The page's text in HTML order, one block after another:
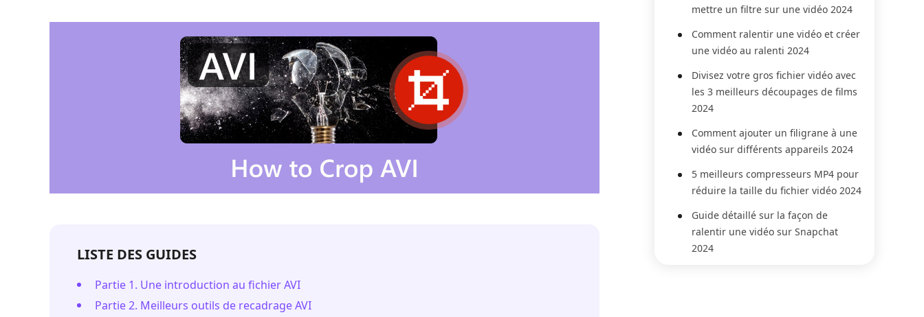
LISTE DES GUIDES
Partie 1. Une introduction au fichier AVI
Partie 2. Meilleurs outils de recadrage AVI
mettre un filtre sur une vidéo 2024
Comment ralentir une vidéo et créer
une vidéo au ralenti 2024
Divisez votre gros fichier vidéo avec
les 3 meilleurs découpages de films
2024
Comment ajouter un filigrane à une
vidéo sur différents appareils 2024
5 meilleurs compresseurs MP4 pour
réduire la taille du fichier vidéo 2024
Guide détaillé sur la façon de
ralentir une vidéo sur Snapchat
2024